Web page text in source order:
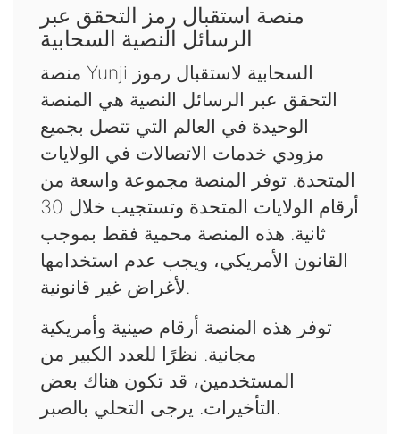
منصة استقبال رمز التحقق عبر
الرسائل النصية السحابية
منصة Yunji السحابية لاستقبال رموز
التحقق عبر الرسائل النصية هي المنصة
الوحيدة في العالم التي تتصل بجميع
مزودي خدمات الاتصالات في الولايات
المتحدة. توفر المنصة مجموعة واسعة من
أرقام الولايات المتحدة وتستجيب خلال 30
ثانية. هذه المنصة محمية فقط بموجب
القانون الأمريكي، ويجب عدم استخدامها
لأغراض غير قانونية.
توفر هذه المنصة أرقام صينية وأمريكية
مجانية. نظرًا للعدد الكبير من
المستخدمين، قد تكون هناك بعض
التأخيرات. يرجى التحلي بالصبر.